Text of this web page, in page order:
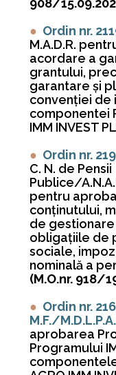
908/
● Ordin nr.
M.A.D.R.
acordare a
grantului,
garantare şi
convenţiei de
componentei
IMM INVEST
● Ordin nr.
C. N. de Pensii
Publice/
pentru
conţinutului,
de gestionare
obligaţiile de
sociale,
nominală a
(M.O.nr. 918/
● Ordin nr.
M.F./
aprobarea
Programului